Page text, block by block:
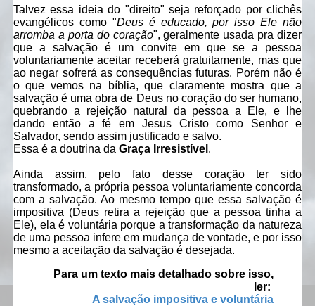
Talvez essa ideia do "direito" seja reforçado por clichês
evangélicos como "Deus é educado, por isso Ele não
arromba a porta do coração", geralmente usada pra dizer
que a salvação é um convite em que se a pessoa
voluntariamente aceitar receberá gratuitamente, mas que
ao negar sofrerá as consequências futuras. Porém não é
o que vemos na bíblia, que claramente mostra que a
salvação é uma obra de Deus no coração do ser humano,
quebrando a rejeição natural da pessoa a Ele, e lhe
dando então a fé em Jesus Cristo como Senhor e
Salvador, sendo assim justificado e salvo.
Essa é a doutrina da Graça Irresistível .
Ainda assim, pelo fato desse coração ter sido
transformado, a própria pessoa voluntariamente concorda
com a salvação. Ao mesmo tempo que essa salvação é
impositiva (Deus retira a rejeição que a pessoa tinha a
Ele), ela é voluntária porque a transformação da natureza
de uma pessoa infere em mudança de vontade, e por isso
mesmo a aceitação da salvação é desejada.
Para um texto mais detalhado sobre isso,
ler:
A salvação impositiva e voluntária